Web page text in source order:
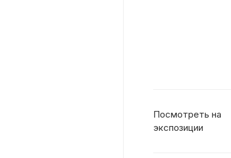
Посмотреть на
экспозиции